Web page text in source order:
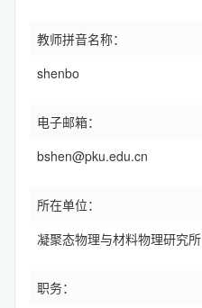
教师拼音名称：
shenbo
电子邮箱：
bshen@pku.edu.cn
所在单位：
凝聚态物理与材料物理研究所
职务：